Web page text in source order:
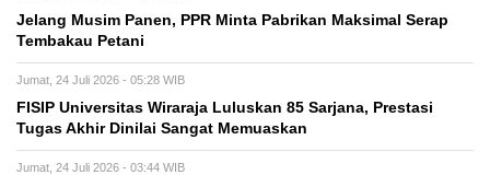
Jelang Musim Panen, PPR Minta Pabrikan Maksimal Serap
Tembakau Petani
Jumat, 24 Juli 2026 - 05:28 WIB
FISIP Universitas Wiraraja Luluskan 85 Sarjana, Prestasi
Tugas Akhir Dinilai Sangat Memuaskan
Jumat, 24 Juli 2026 - 03:44 WIB